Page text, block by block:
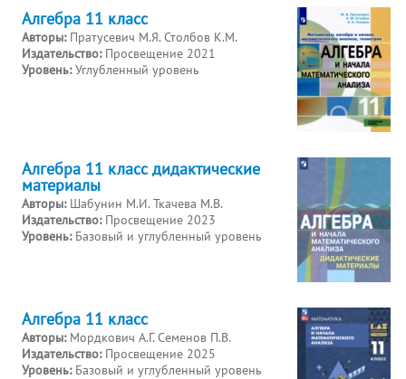
Алгебра 11 класс
Авторы: Пратусевич М.Я. Столбов К.М.
Издательство: Просвещение 2021
Уровень: Углубленный уровень
Алгебра 11 класс дидактические
материалы
Авторы: Шабунин М.И. Ткачева М.В.
Издательство: Просвещение 2023
Уровень: Базовый и углубленный уровень
Алгебра 11 класс
Авторы: Мордкович А.Г. Семенов П.В.
Издательство: Просвещение 2025
Уровень: Базовый и углубленный уровень